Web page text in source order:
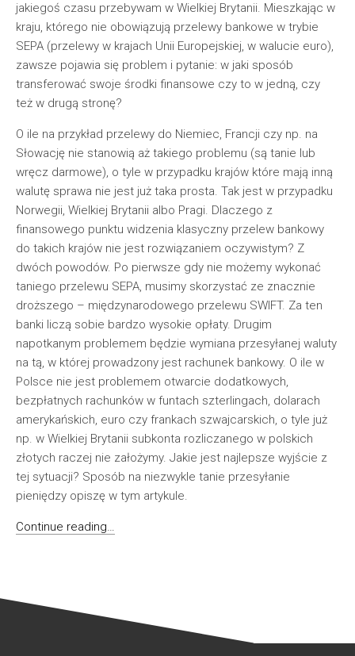
jakiegoś czasu przebywam w Wielkiej Brytanii. Mieszkając w
kraju, którego nie obowiązują przelewy bankowe w trybie
SEPA (przelewy w krajach Unii Europejskiej, w walucie euro),
zawsze pojawia się problem i pytanie: w jaki sposób
transferować swoje środki finansowe czy to w jedną, czy
też w drugą stronę?
O ile na przykład przelewy do Niemiec, Francji czy np. na
Słowację nie stanowią aż takiego problemu (są tanie lub
wręcz darmowe), o tyle w przypadku krajów które mają inną
walutę sprawa nie jest już taka prosta. Tak jest w przypadku
Norwegii, Wielkiej Brytanii albo Pragi. Dlaczego z
finansowego punktu widzenia klasyczny przelew bankowy
do takich krajów nie jest rozwiązaniem oczywistym? Z
dwóch powodów. Po pierwsze gdy nie możemy wykonać
taniego przelewu SEPA, musimy skorzystać ze znacznie
droższego – międzynarodowego przelewu SWIFT. Za ten
banki liczą sobie bardzo wysokie opłaty. Drugim
napotkanym problemem będzie wymiana przesyłanej waluty
na tą, w której prowadzony jest rachunek bankowy. O ile w
Polsce nie jest problemem otwarcie dodatkowych,
bezpłatnych rachunków w funtach szterlingach, dolarach
amerykańskich, euro czy frankach szwajcarskich, o tyle już
np. w Wielkiej Brytanii subkonta rozliczanego w polskich
złotych raczej nie założymy. Jakie jest najlepsze wyjście z
tej sytuacji? Sposób na niezwykle tanie przesyłanie
pieniędzy opiszę w tym artykule.
Continue reading…